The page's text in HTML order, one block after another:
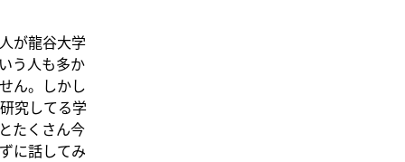
が龍谷大学
う人も多か
ん。しかし
究してる学
たくさん今
に話してみ